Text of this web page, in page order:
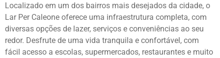
Localizado em um dos bairros mais desejados da cidade, o
Lar Per Caleone oferece uma infraestrutura completa, com
diversas opções de lazer, serviços e conveniências ao seu
redor. Desfrute de uma vida tranquila e confortável, com
fácil acesso a escolas, supermercados, restaurantes e muito